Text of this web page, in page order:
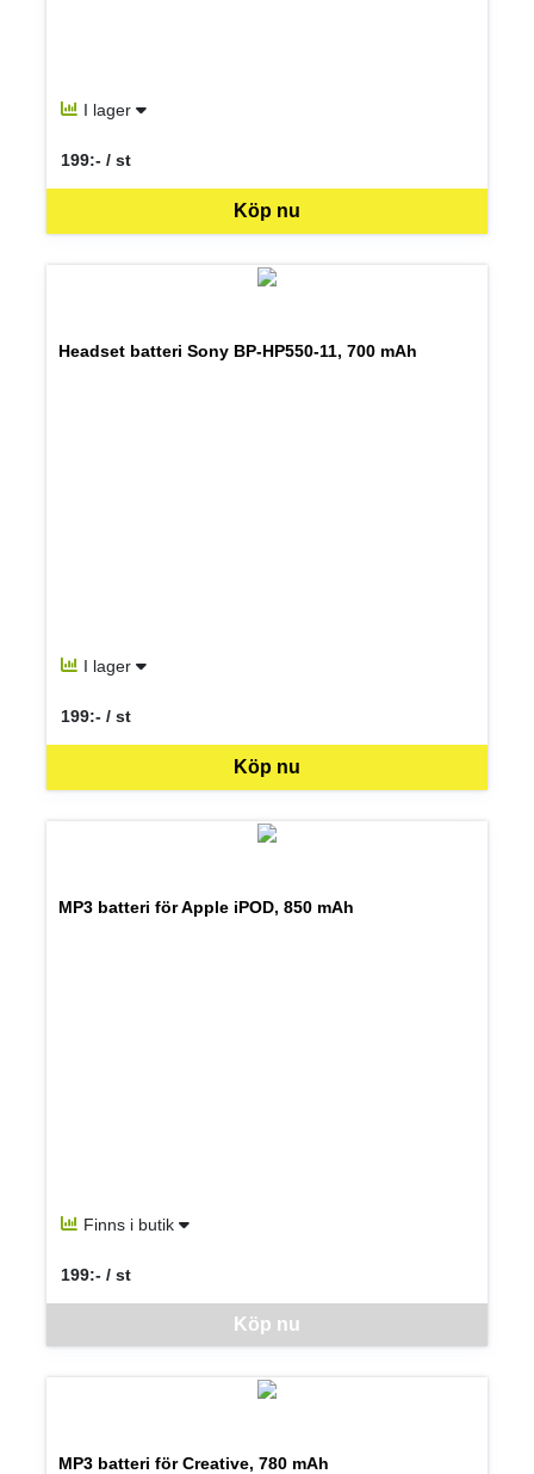
I lager
Köp nu
199:- / st
SEK per ST
Headset batteri Sony BP-HP550-11, 700 mAh
I lager
Köp nu
199:- / st
SEK per ST
MP3 batteri för Apple iPOD, 850 mAh
Finns i butik
Denna vara går inte att beställa via webben just nu, vänligen
Köp nu
199:- / st
SEK per ST
MP3 batteri för Creative, 780 mAh